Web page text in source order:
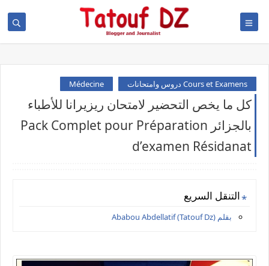
Cours et Examens دروس وامتحانات Médecine
كل ما يخص التحضير لامتحان ريزيرانا للأطباء
بالجزائر Pack Complet pour Préparation
d’examen Résidanat
التنقل السريع
بقلم Ababou Abdellatif (Tatouf Dz)